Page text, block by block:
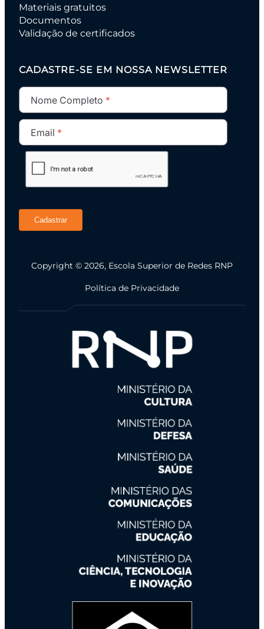
Materiais gratuitos
Documentos
Validação de certificados
CADASTRE-SE EM NOSSA NEWSLETTER
Nome Completo
Email
Cadastrar
Copyright © 2026, Escola Superior de Redes RNP
Política de Privacidade